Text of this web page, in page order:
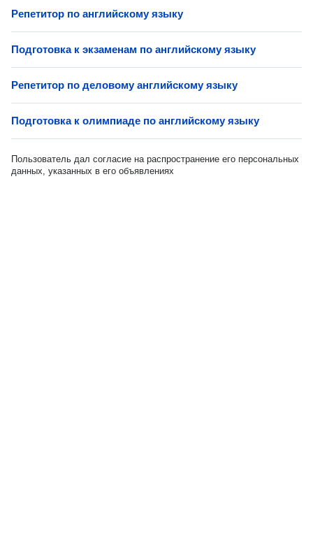
Репетитор по английскому языку
Подготовка к экзаменам по английскому языку
Репетитор по деловому английскому языку
Подготовка к олимпиаде по английскому языку
Пользователь дал согласие на распространение его персональных
данных, указанных в его объявлениях